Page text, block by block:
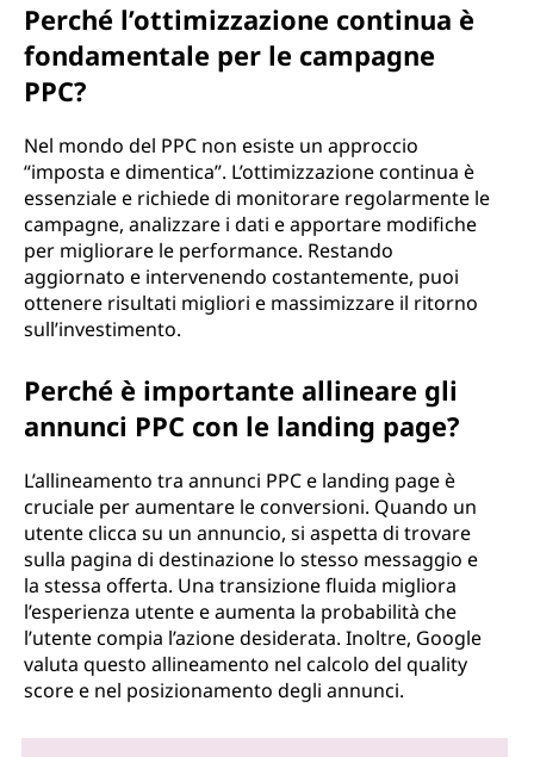
Perché l’ottimizzazione continua è
fondamentale per le campagne
PPC?
Nel mondo del PPC non esiste un approccio
“imposta e dimentica”. L’ottimizzazione continua è
essenziale e richiede di monitorare regolarmente le
campagne, analizzare i dati e apportare modifiche
per migliorare le performance. Restando
aggiornato e intervenendo costantemente, puoi
ottenere risultati migliori e massimizzare il ritorno
sull’investimento.
Perché è importante allineare gli
annunci PPC con le landing page?
L’allineamento tra annunci PPC e landing page è
cruciale per aumentare le conversioni. Quando un
utente clicca su un annuncio, si aspetta di trovare
sulla pagina di destinazione lo stesso messaggio e
la stessa offerta. Una transizione fluida migliora
l’esperienza utente e aumenta la probabilità che
l’utente compia l’azione desiderata. Inoltre, Google
valuta questo allineamento nel calcolo del quality
score e nel posizionamento degli annunci.